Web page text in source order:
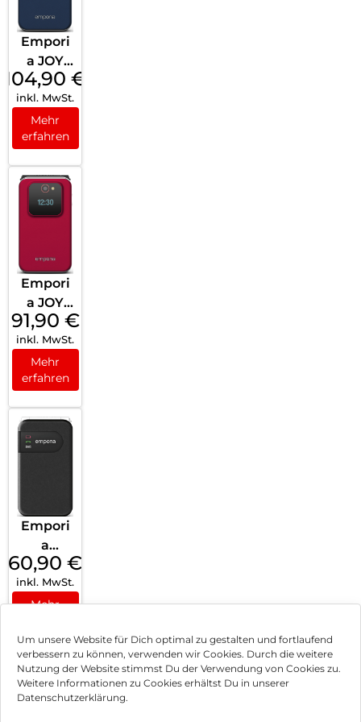
Um unsere Website für Dich optimal zu gestalten und fortlaufend
verbessern zu können, verwenden wir Cookies. Durch die weitere
Nutzung der Website stimmst Du der Verwendung von Cookies zu.
Weitere Informationen zu Cookies erhältst Du in unserer
Datenschutzerklärung.
Empori
a JOY
Blueber
ry
104,90 €
inkl. MwSt.
Mehr
erfahren
Empori
a JOY
Rot
91,90 €
inkl. MwSt.
Mehr
erfahren
Empori
a
SIMPLIC
ITYglam
Schwar
60,90 €
inkl. MwSt.
Mehr
Impressum